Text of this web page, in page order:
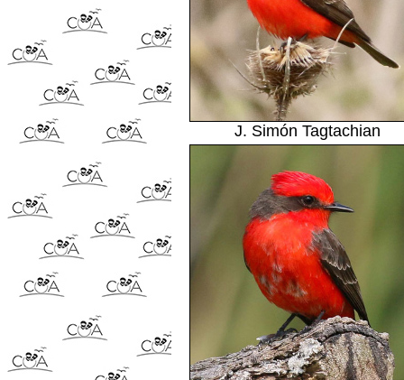
J. Simón Tagtachian